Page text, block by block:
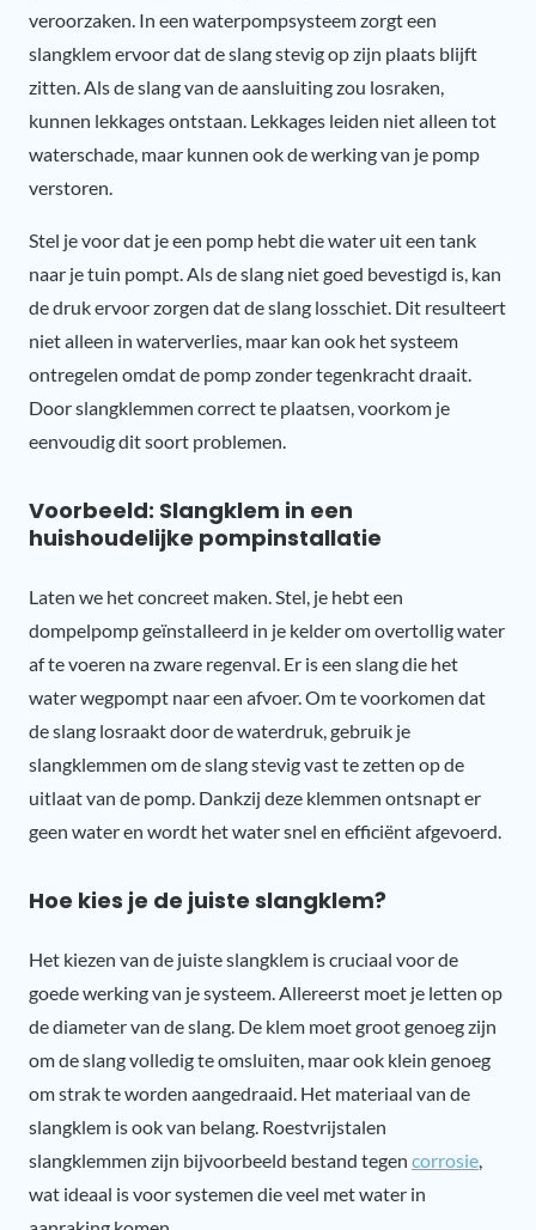
veroorzaken. In een waterpompsysteem zorgt een
slangklem ervoor dat de slang stevig op zijn plaats blijft
zitten. Als de slang van de aansluiting zou losraken,
kunnen lekkages ontstaan. Lekkages leiden niet alleen tot
waterschade, maar kunnen ook de werking van je pomp
verstoren.
Stel je voor dat je een pomp hebt die water uit een tank
naar je tuin pompt. Als de slang niet goed bevestigd is, kan
de druk ervoor zorgen dat de slang losschiet. Dit resulteert
niet alleen in waterverlies, maar kan ook het systeem
ontregelen omdat de pomp zonder tegenkracht draait.
Door slangklemmen correct te plaatsen, voorkom je
eenvoudig dit soort problemen.
Voorbeeld: Slangklem in een
huishoudelijke pompinstallatie
Laten we het concreet maken. Stel, je hebt een
dompelpomp geïnstalleerd in je kelder om overtollig water
af te voeren na zware regenval. Er is een slang die het
water wegpompt naar een afvoer. Om te voorkomen dat
de slang losraakt door de waterdruk, gebruik je
slangklemmen om de slang stevig vast te zetten op de
uitlaat van de pomp. Dankzij deze klemmen ontsnapt er
geen water en wordt het water snel en efficiënt afgevoerd.
Hoe kies je de juiste slangklem?
Het kiezen van de juiste slangklem is cruciaal voor de
goede werking van je systeem. Allereerst moet je letten op
de diameter van de slang. De klem moet groot genoeg zijn
om de slang volledig te omsluiten, maar ook klein genoeg
om strak te worden aangedraaid. Het materiaal van de
slangklem is ook van belang. Roestvrijstalen
slangklemmen zijn bijvoorbeeld bestand tegen corrosie,
wat ideaal is voor systemen die veel met water in